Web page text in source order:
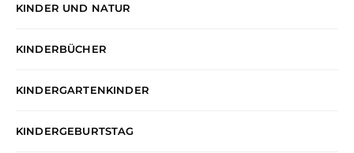
KINDER UND NATUR
KINDERBÜCHER
KINDERGARTENKINDER
KINDERGEBURTSTAG